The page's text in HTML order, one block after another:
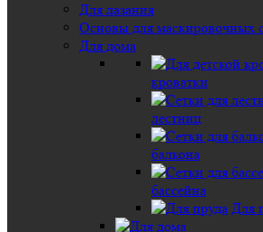
Для лазания
Основы для маскировочных
Для дома
кроватки
лестниц
балкона
бассейна
Для